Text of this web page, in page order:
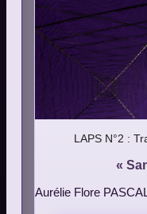
LAPS N°2 :
«
Aurélie Flore